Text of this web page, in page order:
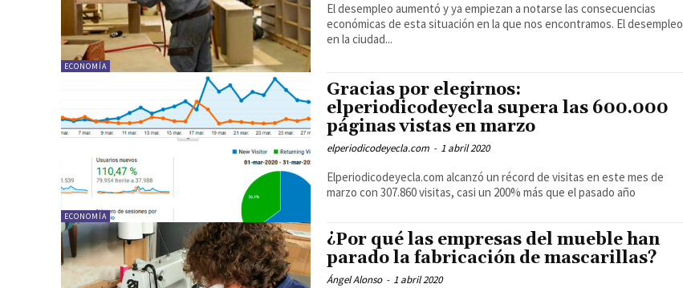
ECONOMÍA
El desempleo aumentó y ya empiezan a notarse las consecuencias
económicas de esta situación en la que nos encontramos. El desempleo
en la ciudad...
ECONOMÍA
Gracias por elegirnos:
elperiodicodeyecla supera las 600.000
páginas vistas en marzo
elperiodicodeyecla.com - 1 abril 2020
Elperiodicodeyecla.com alcanzó un récord de visitas en este mes de
marzo con 307.860 visitas, casi un 200% más que el pasado año
¿Por qué las empresas del mueble han
parado la fabricación de mascarillas?
Ángel Alonso - 1 abril 2020